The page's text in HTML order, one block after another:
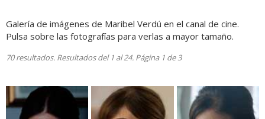
Galería de imágenes de Maribel Verdú en el canal de cine.
Pulsa sobre las fotografías para verlas a mayor tamaño.
70 resultados. Resultados del 1 al 24. Página 1 de 3